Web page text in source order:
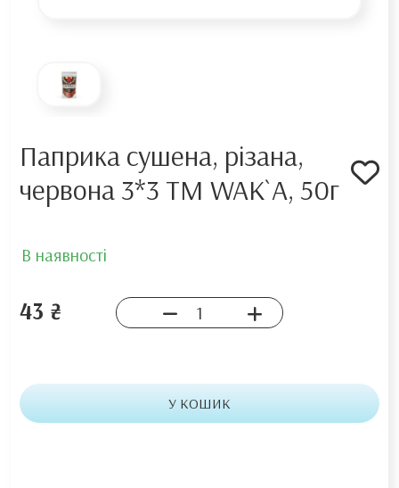
Паприка сушена, різана,
червона 3*3 TM WAK`A, 50г
В наявності
43 ₴
У КОШИК